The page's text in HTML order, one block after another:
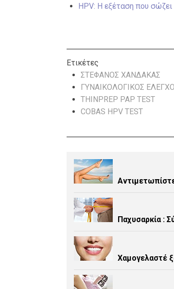
HPV: Η εξέταση που
Ετικέτες
ΣΤΈΦΑΝΟΣ ΧΑΝΔΑΚΆΣ
ΓΥΝΑΙΚΟΛΟΓΙΚΌΣ
THINPREP PAP TEST
COBAS HPV TEST
Παχυσαρκία :
Χαμογελαστέ